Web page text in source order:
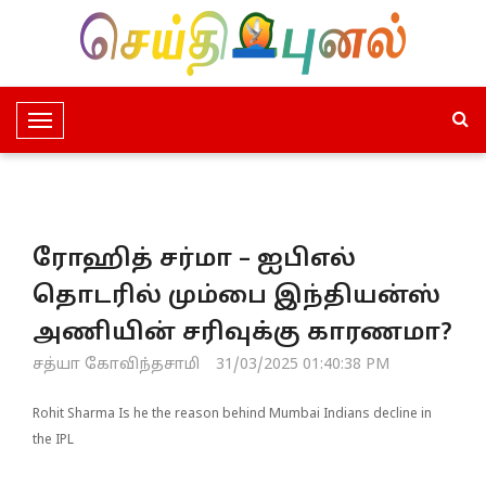
T
o
e
N
a
v
i
a
t
ரோஹித் சர்மா – ஐபிஎல்
தொடரில் மும்பை இந்தியன்ஸ்
அணியின் சரிவுக்கு காரணமா?
சத்யா கோவிந்தசாமி 31/03/2025 01:40:38 PM
Rohit Sharma Is he the reason behind Mumbai Indians decline in
the IPL